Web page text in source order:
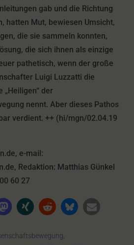
gab und die Richtung
hatten Mut, bewiesen Umsicht,
die sie sammeln konnten,
die sich ihnen als einzige
pathetisch, wenn der große
Luigi Luzzatti die
„Heiligen“ der
nennt. Aber dieses Pathos
verdient. ++ (hi/mgn/02.04.19
e-mail:
Redaktion: Matthias Günkel
60 27
,